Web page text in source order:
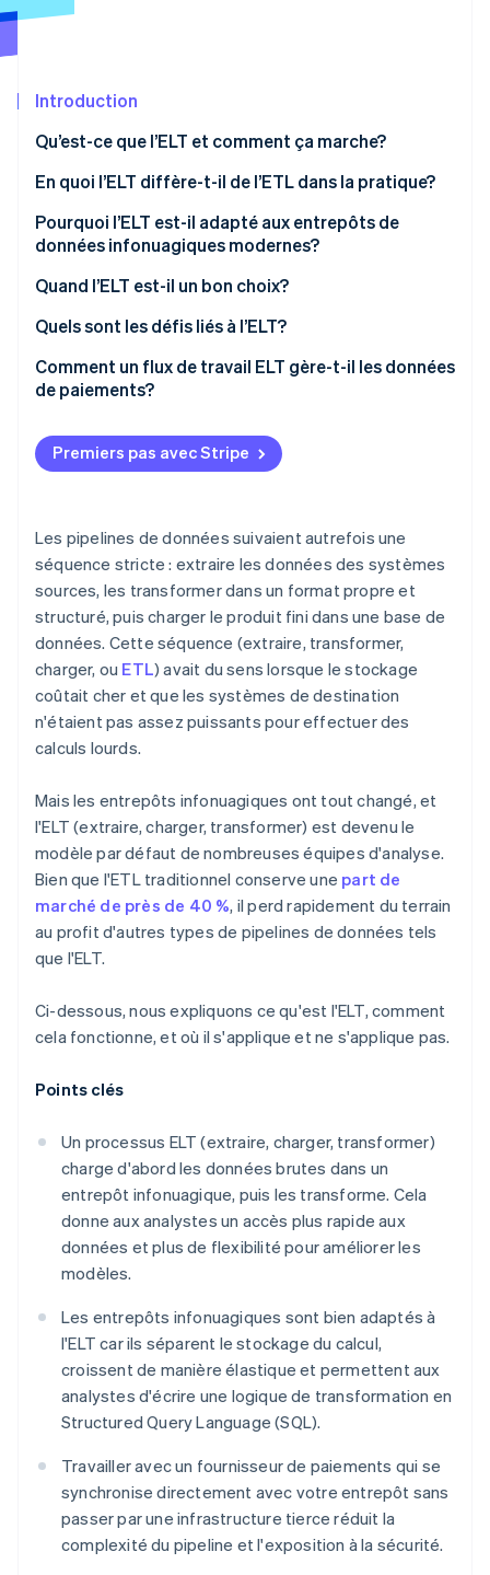
Atlas
Élimination du carbone
Vérification de l'identité
Découvrez comment Stripe construit l’infrastructure
Regarder
Partenaires
Introduction
Qu’est-ce que l’ELT et comment ça marche?
En quoi l’ELT diffère-t-il de l’ETL dans la pratique?
Pourquoi l’ELT est-il adapté aux entrepôts de
données infonuagiques modernes?
Quand l’ELT est-il un bon choix?
Quels sont les défis liés à l’ELT?
Contrôle d’accès
Qualité des données
Gestion des coûts
Comment un flux de travail ELT gère-t-il les données
de paiements?
Premiers pas avec Stripe
Les pipelines de données suivaient autrefois une
séquence stricte : extraire les données des systèmes
sources, les transformer dans un format propre et
structuré, puis charger le produit fini dans une base de
données. Cette séquence (extraire, transformer,
charger, ou ETL) avait du sens lorsque le stockage
coûtait cher et que les systèmes de destination
n'étaient pas assez puissants pour effectuer des
calculs lourds.
Mais les entrepôts infonuagiques ont tout changé, et
l'ELT (extraire, charger, transformer) est devenu le
modèle par défaut de nombreuses équipes d'analyse.
Bien que l'ETL traditionnel conserve une part de
marché de près de 40 %, il perd rapidement du terrain
au profit d'autres types de pipelines de données tels
que l'ELT.
Ci-dessous, nous expliquons ce qu'est l'ELT, comment
cela fonctionne, et où il s'applique et ne s'applique pas.
Points clés
Un processus ELT (extraire, charger, transformer)
charge d'abord les données brutes dans un
entrepôt infonuagique, puis les transforme. Cela
donne aux analystes un accès plus rapide aux
données et plus de flexibilité pour améliorer les
modèles.
Les entrepôts infonuagiques sont bien adaptés à
l'ELT car ils séparent le stockage du calcul,
croissent de manière élastique et permettent aux
analystes d'écrire une logique de transformation en
Structured Query Language (SQL).
Travailler avec un fournisseur de paiements qui se
synchronise directement avec votre entrepôt sans
passer par une infrastructure tierce réduit la
complexité du pipeline et l'exposition à la sécurité.